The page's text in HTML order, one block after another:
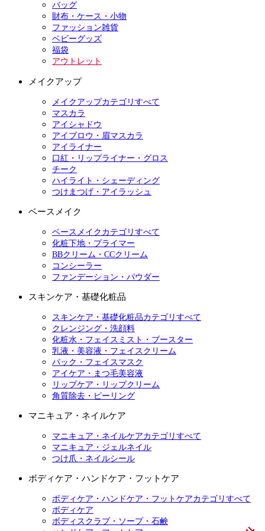
バッグ
財布・ケース・小物
ファッション雑貨
ベビーグッズ
福袋
アウトレット
メイクアップ
メイクアップカテゴリすべて
マスカラ
アイシャドウ
アイブロウ・眉マスカラ
アイライナー
口紅・リップライナー・グロス
チーク
ハイライト・シェーディング
つけまつげ・アイラッシュ
ベースメイク
ベースメイクカテゴリすべて
化粧下地・プライマー
BBクリーム・CCクリーム
コンシーラー
ファンデーション・パウダー
スキンケア・基礎化粧品
スキンケア・基礎化粧品カテゴリすべて
クレンジング・洗顔料
化粧水・フェイスミスト・ブースター
乳液・美容液・フェイスクリーム
パック・フェイスマスク
アイケア・まつ毛美容液
リップケア・リップクリーム
角質除去・ピーリング
マニキュア・ネイルケア
マニキュア・ネイルケアカテゴリすべて
マニキュア・ジェルネイル
つけ爪・ネイルシール
ボディケア・ハンドケア・フットケア
ボディケア・ハンドケア・フットケアカテゴリすべて
ボディケア
ボディスクラブ・ソープ・石鹸